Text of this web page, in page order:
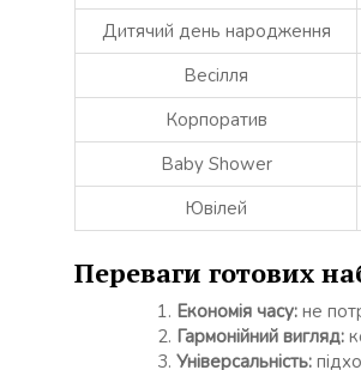
Дитячий день народження
Весілля
Корпоратив
Baby Shower
Ювілей
Переваги готових
Економія часу: не
Гармонійний вигляд:
Універсальність: